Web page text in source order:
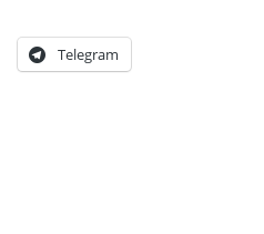
Telegram